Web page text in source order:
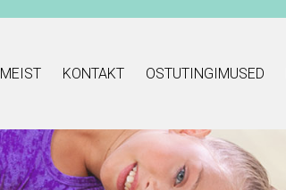
MEIST KONTAKT OSTUTINGIMUSED